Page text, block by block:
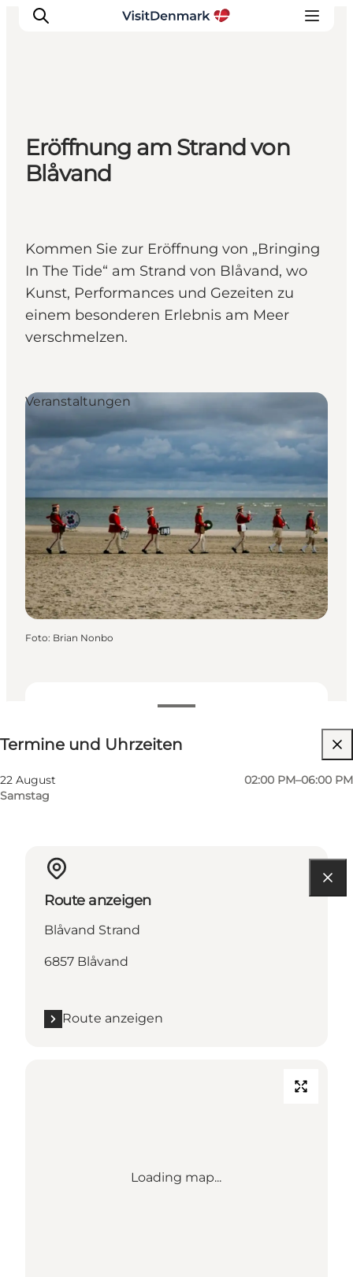
Inspiration
Regionen
Erlebnisse
Eröffnung am Strand von
Blåvand
Kommen Sie zur Eröffnung von „Bringing
In The Tide“ am Strand von Blåvand, wo
Kunst, Performances und Gezeiten zu
einem besonderen Erlebnis am Meer
verschmelzen.
Termine und Uhrzeiten
Termine und Uhrzeiten
22 August
Samstag
02:00 PM–06:00 PM
Veranstaltungen
Foto: Brian Nonbo
Route anzeigen
Blåvand Strand
6857 Blåvand
Route anzeigen
Loading map...